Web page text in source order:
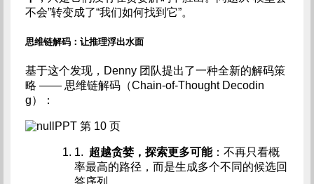
不会”转变成了“我们如何找到它”。
思维链解码：让推理浮出水面
基于这个发现，Denny 团队提出了一种全新的解码策
略 —— 思维链解码（Chain-of-Thought Decodin
g）：
PPT 第 10 页
1. 超越贪婪，探索更多可能：不再只看概
率最高的路径，而是生成多个不同的候选回